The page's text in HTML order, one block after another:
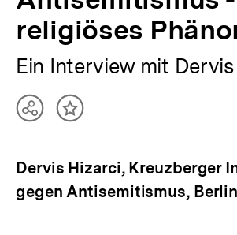
religiöses
Ein Interview mit
TeilenInhalt
Dervis Hizarci, Kreuzberger
gegen Antisemitismus, Berlin